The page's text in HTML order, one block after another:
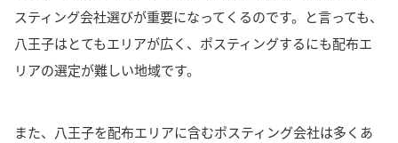
スティング会社選びが重要になってくるのです。と言っても、
八王子はとてもエリアが広く、ポスティングするにも配布エ
リアの選定が難しい地域です。
また、八王子を配布エリアに含むポスティング会社は多くあ